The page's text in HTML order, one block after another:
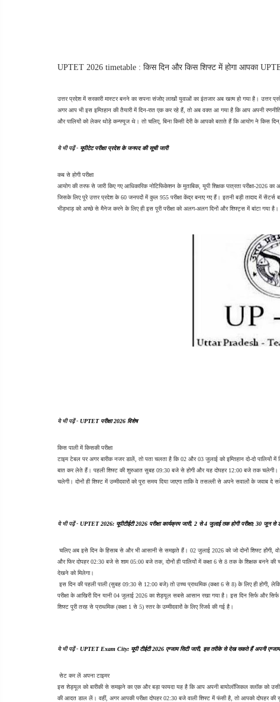
UPTET 2026 timetable : किस दिन और किस शिफ्ट में होगा आपका
उत्तर प्रदेश में सरकारी मास्टर बनने का सपना संजोए लाखों युवाओं का इंतजार अब खत्म हो गया है। उत्तर
अगर आप भी इस इम्तिहान की तैयारी में दिन-रात एक कर रहे हैं, तो अब वक्त आ गया है कि आप अपनी
और पालियों को लेकर थोड़े कन्फ्यूज थे। तो चलिए, बिना किसी देरी के आपको बताते हैं कि आयोग ने किस
ये भी पढ़ें - यूपीटेट परीक्षा प्रदेश के जनपद की सूची जारी
कब से होगी परीक्षा
आयोग की तरफ से जारी किए गए आधिकारिक नोटिफिकेशन के मुताबिक, यूपी शिक्षक पात्रता परीक्षा-2026
जिसके लिए पूरे उत्तर प्रदेश के 60 जनपदों में कुल 955 परीक्षा केंद्र बनाए गए हैं। इतनी बड़ी तादाद में सेंटर्स
भीड़भाड़ को अच्छे से मैनेज करने के लिए ही इस पूरी परीक्षा को अलग-अलग दिनों और शिफ्ट्स में बांटा गया है।
ये भी पढ़ें - UPTET परीक्षा 2026 विशेष
किस पाली में किसकी परीक्षा
टाइम टेबल पर अगर बारीक नजर डालें, तो पता चलता है कि 02 और 03 जुलाई को इम्तिहान दो-दो पालियों में
बात कर लेते हैं। पहली शिफ्ट की शुरुआत सुबह 09:30 बजे से होगी और यह दोपहर 12:00 बजे तक चलेगी।
चलेगी। दोनों ही शिफ्ट में उम्मीदवारों को पूरा समय दिया जाएगा ताकि वे तसल्ली से अपने सवालों के जवाब दे
ये भी पढ़ें - UPTET 2026: यूपीटीईटी 2026 परीक्षा कार्यक्रम जारी, 2 से 4 जुलाई तक होगी परीक्षा; 30 जून
चलिए अब इसे दिन के हिसाब से और भी आसानी से समझते हैं। 02 जुलाई 2026 को जो दोनों शिफ्ट होंगी,
और फिर दोपहर 02:30 बजे से शाम 05:00 बजे तक, दोनों ही पालियों में कक्षा 6 से 8 तक के शिक्षक बनने
देखने को मिलेगा।
इस दिन की पहली पाली (सुबह 09:30 से 12:00 बजे) तो उच्च प्राथमिक (कक्षा 6 से 8) के लिए ही होगी,
परीक्षा के आखिरी दिन यानी 04 जुलाई 2026 का शेड्यूल सबसे आसान रखा गया है। इस दिन सिर्फ और
शिफ्ट पूरी तरह से प्राथमिक (कक्षा 1 से 5) स्तर के उम्मीदवारों के लिए रिजर्व की गई है।
ये भी पढ़ें - UPTET Exam City: यूपी टीईटी 2026 एग्जाम सिटी जारी, इस तरीके से देख सकते हैं अपनी एग्जाम
सेट कर लें अपना टाइमर
इस शेड्यूल को बारीकी से समझने का एक और बड़ा फायदा यह है कि आप अपनी बायोलॉजिकल क्लॉक
की आदत डाल लें। वहीं, अगर आपकी परीक्षा दोपहर 02:30 बजे वाली शिफ्ट में फंसी है, तो आपको दोपहर